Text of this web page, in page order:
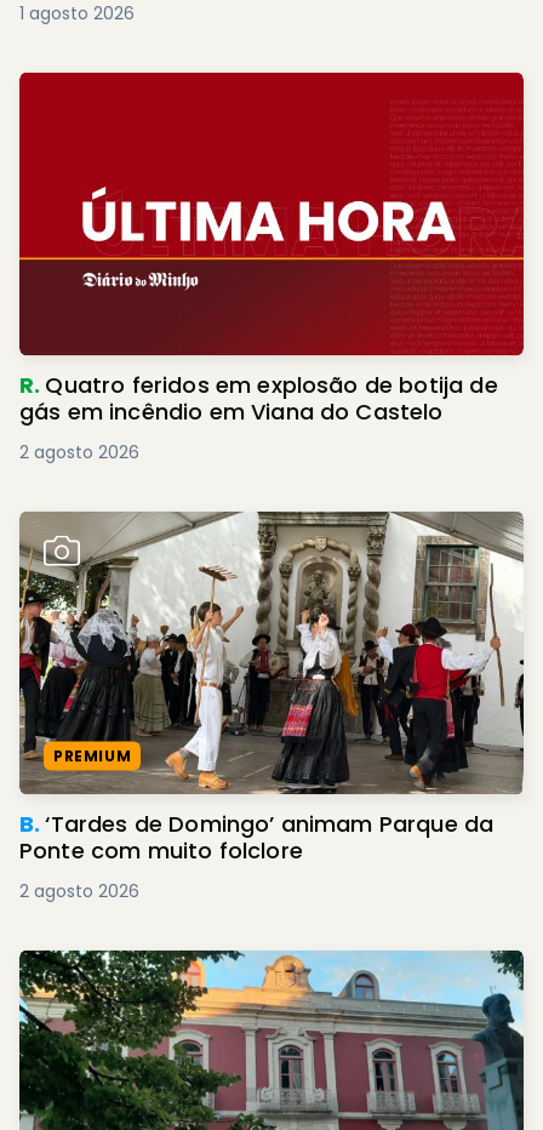
1 agosto 2026
R. Quatro feridos em explosão de botija de
gás em incêndio em Viana do Castelo
2 agosto 2026
PREMIUM
B.‘Tardes de Domingo’ animam Parque da
Ponte com muito folclore
2 agosto 2026